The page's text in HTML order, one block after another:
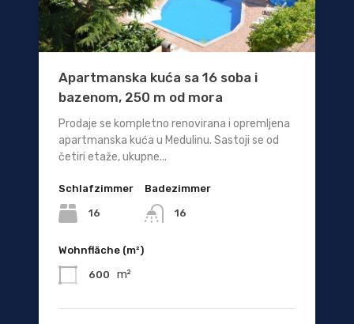
Apartmanska kuća sa 16 soba i
bazenom, 250 m od mora
Prodaje se kompletno renovirana i opremljena
apartmanska kuća u Medulinu. Sastoji se od
četiri etaže, ukupne...
Schlafzimmer
16
Badezimmer
16
Wohnfläche (m²)
600 m²